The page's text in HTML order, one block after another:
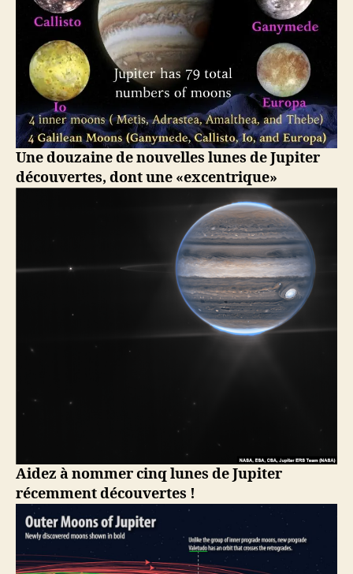
Une douzaine de nouvelles lunes de Jupiter
découvertes, dont une «excentrique»
Aidez à nommer cinq lunes de Jupiter
récemment découvertes !